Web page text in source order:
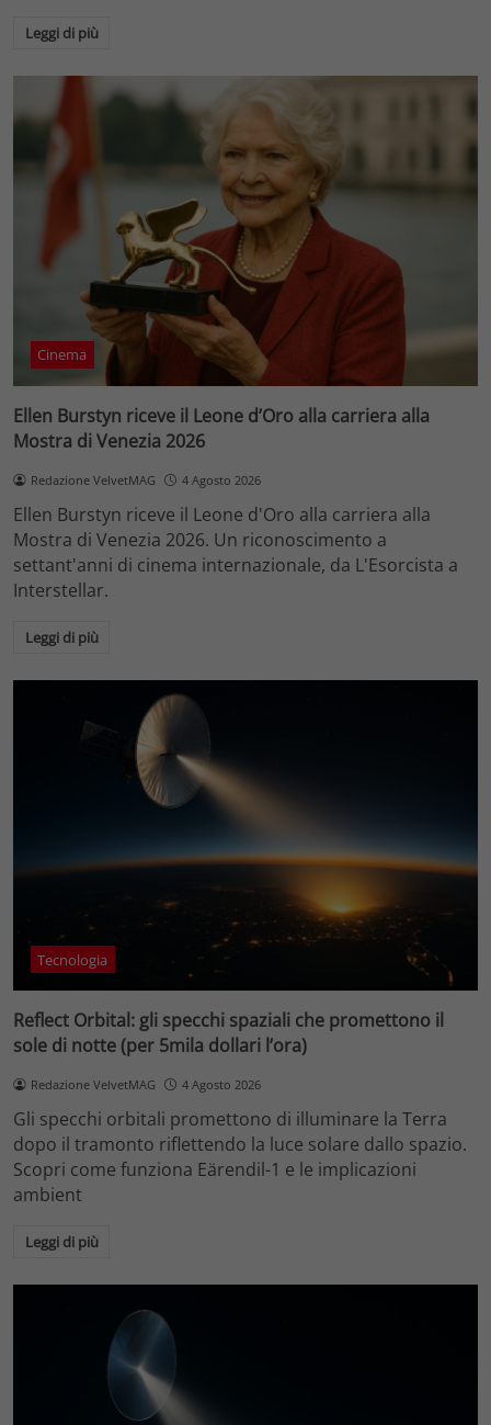
Leggi di più
Cinema
Ellen Burstyn riceve il Leone d’Oro alla carriera alla
Mostra di Venezia 2026
Redazione VelvetMAG 4 Agosto 2026
Ellen Burstyn riceve il Leone d'Oro alla carriera alla
Mostra di Venezia 2026. Un riconoscimento a
settant'anni di cinema internazionale, da L'Esorcista a
Interstellar.
Leggi di più
Tecnologia
Reflect Orbital: gli specchi spaziali che promettono il
sole di notte (per 5mila dollari l’ora)
Redazione VelvetMAG 4 Agosto 2026
Gli specchi orbitali promettono di illuminare la Terra
dopo il tramonto riflettendo la luce solare dallo spazio.
Scopri come funziona Eärendil-1 e le implicazioni
ambient
Leggi di più